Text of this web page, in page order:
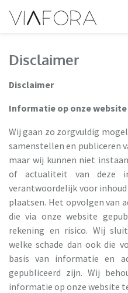
Disclaimer
Disclaimer
Informatie op onze website
Wij gaan zo zorgvuldig
samenstellen en publiceren
maar wij kunnen niet
of actualiteit van deze
verantwoordelijk voor
plaatsen. Het opvolgen van
die via onze website
rekening en risico. Wij
welke schade dan ook die
basis van informatie en
gepubliceerd zijn. Wij
informatie op onze website